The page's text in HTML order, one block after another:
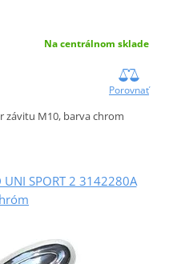
Na centrálnom sklade
Porovnať
závitu M10, barva chrom
SPORT 2 3142280A